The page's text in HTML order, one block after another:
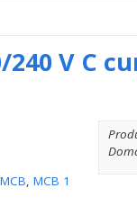
V C
MCB, MCB 1